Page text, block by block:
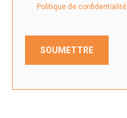
Politique de confidentialité